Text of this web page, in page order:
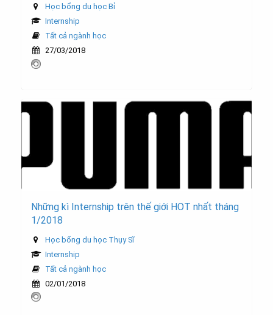
Học bổng du học Bỉ
Internship
Tất cả ngành học
27/03/2018
Những kì Internship trên thế giới HOT nhất tháng
1/2018
Học bổng du học Thụy Sĩ
Internship
Tất cả ngành học
02/01/2018